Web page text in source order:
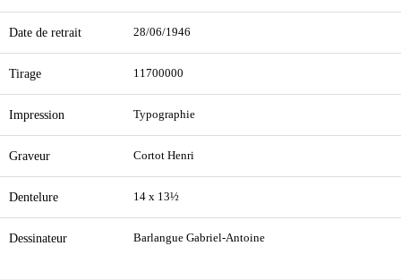
Date de retrait 28/06/1946
Tirage 11700000
Impression Typographie
Graveur Cortot Henri
Dentelure 14 x 13½
Dessinateur Barlangue Gabriel-Antoine